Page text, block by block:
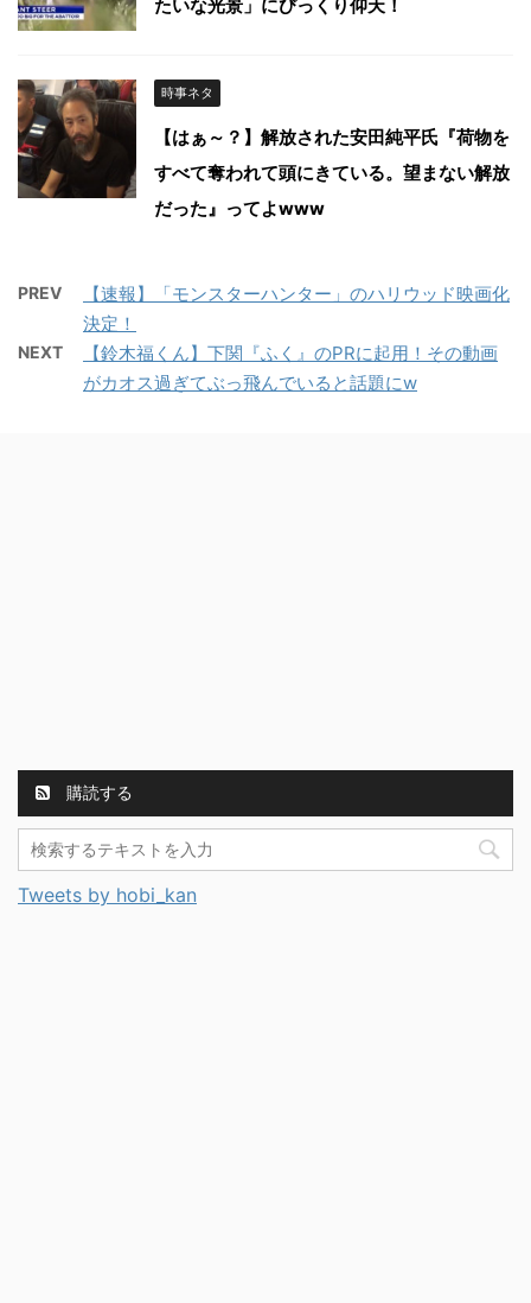
たいな光景」にびっくり仰天！
時事ネタ
【はぁ～？】解放された安田純平氏『荷物を
すべて奪われて頭にきている。望まない解放
だった』ってよwww
PREV
【速報】「モンスターハンター」のハリウッド映画化
決定！
NEXT
【鈴木福くん】下関『ふく』のPRに起用！その動画
がカオス過ぎてぶっ飛んでいると話題にw
購読する
Tweets by hobi_kan